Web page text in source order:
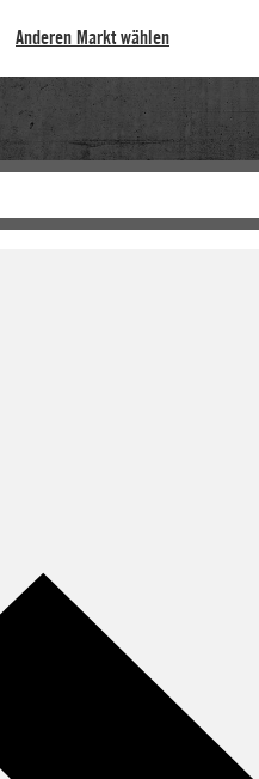
Anderen Markt wählen